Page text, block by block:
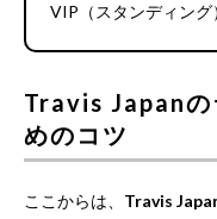
VIP（スタンディング
Travis Japanの
めのコツ
ここからは、 Travis